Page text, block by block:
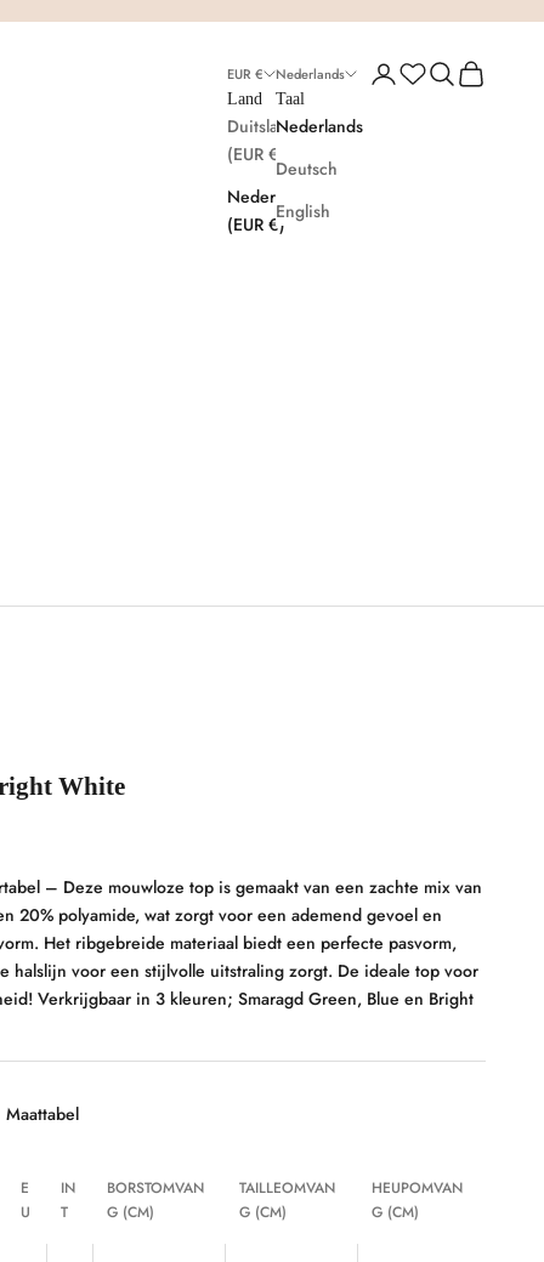
EUR €
Land
Duitsland
(EUR €)
Nederland
(EUR €)
Nederlands
Taal
Nederlands
Deutsch
English
InloggenZoeken
White
– Deze mouwloze top is gemaakt van een zachte mix van
20% polyamide, wat zorgt voor een ademend gevoel en
Het ribgebreide materiaal biedt een perfecte pasvorm,
halslijn voor een stijlvolle uitstraling zorgt. De ideale top voor
Verkrijgbaar in 3 kleuren; Smaragd Green, Blue en Bright
Maattabel
E
U
IN
T
BORSTOMVAN
G (CM)
TAILLEOMVAN
G (CM)
HEUPOMVAN
G (CM)